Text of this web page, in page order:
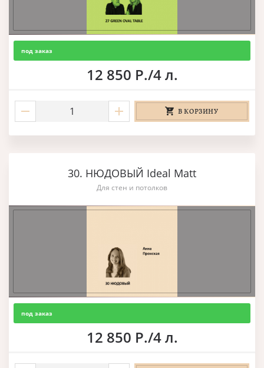
под заказ
12 850 Р./4 л.
В КОРЗИНУ
30. НЮДОВЫЙ Ideal Matt
Для стен и потолков
под заказ
12 850 Р./4 л.